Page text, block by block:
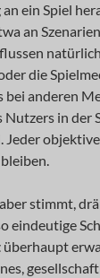
ein Spiel
an
die
bei anderen
Nutzers in der
Jeder
stimmt,
eindeutige
überhaupt